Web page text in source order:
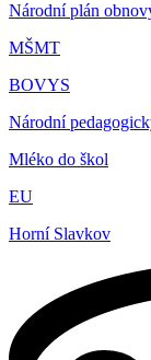
Národní plán
MŠMT
BOVYS
Národní
Mléko do škol
EU
Horní Slavkov